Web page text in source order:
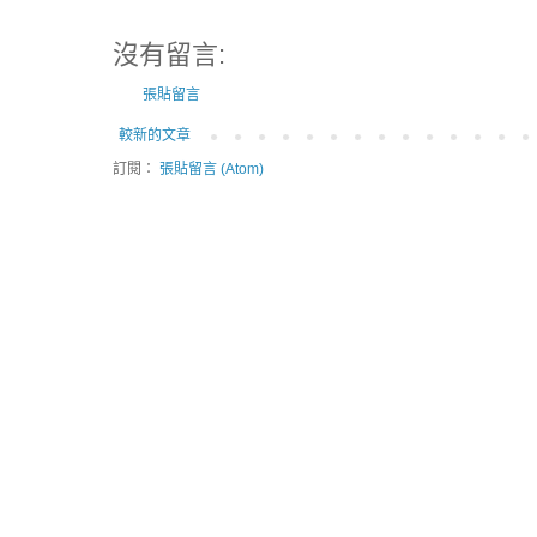
沒有留言:
張貼留言
較新的文章
訂閱： 張貼留言 (Atom)